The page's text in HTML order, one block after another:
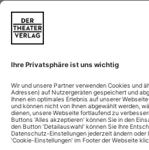
Expeditionen ins Ungewisse
Zeitgenössische Kammeropern
«Hypermusic Prologue» und
Seit Pythagoras die
als Musik begriff und
Himmelskörper den
gehorchen, haben
den Menschen leider nicht